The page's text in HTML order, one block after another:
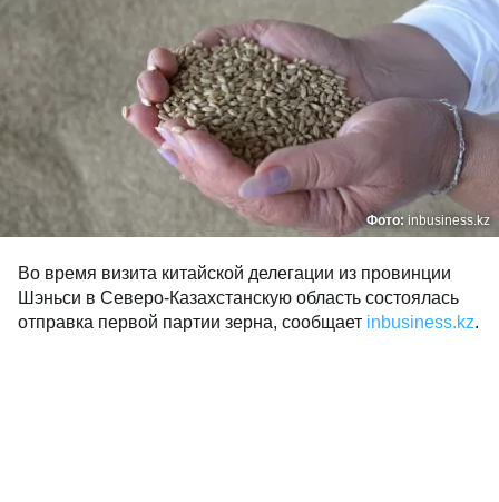
Фото: inbusiness.kz
Во время визита китайской делегации из провинции
Шэньси в Северо-Казахстанскую область состоялась
отправка первой партии зерна, сообщает inbusiness.kz.